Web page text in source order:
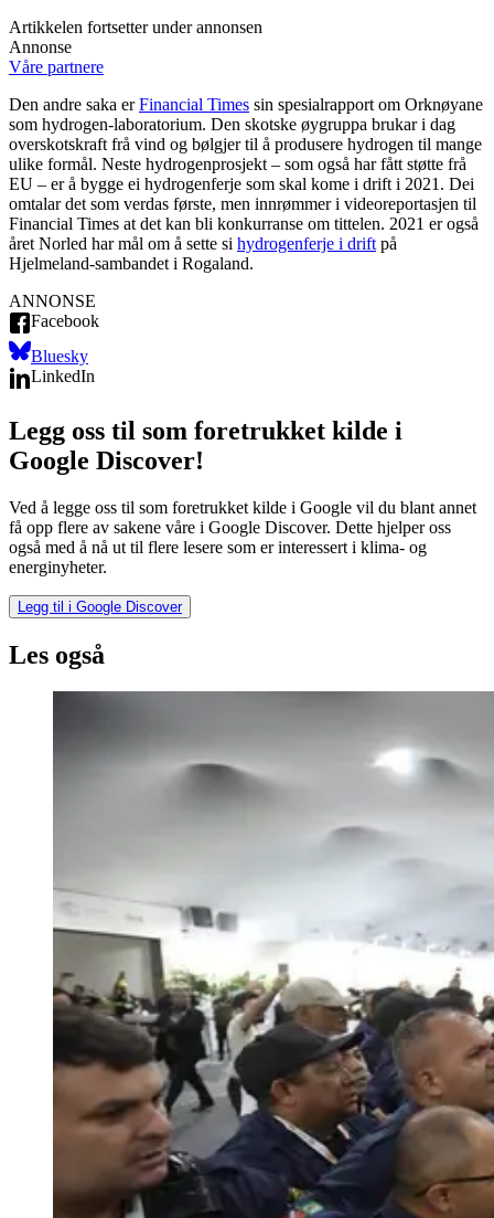
Artikkelen fortsetter under annonsen
Annonse
Våre partnere
Den andre saka erFinancial Times sin spesialrapport om Orknøyane
som hydrogen-laboratorium. Den skotske øygruppa brukar i dag
overskotskraft frå vind og bølgjer til å produsere hydrogen til mange
ulike formål. Neste hydrogenprosjekt – som også har fått støtte frå
EU – er å bygge ei hydrogenferje som skal kome i drift i 2021. Dei
omtalar det som verdas første, men innrømmer i videoreportasjen til
Financial Times at det kan bli konkurranse om tittelen. 2021 er også
året Norled har mål om å sette si hydrogenferje i drift på
Hjelmeland-sambandet i Rogaland.
ANNONSE
Facebook
Bluesky
LinkedIn
Legg oss til som foretrukket kilde i
Google Discover!
Ved å legge oss til som foretrukket kilde i Google vil du blant annet
få opp flere av sakene våre i Google Discover. Dette hjelper oss
også med å nå ut til flere lesere som er interessert i klima- og
energinyheter.
Legg til i Google Discover
Les også